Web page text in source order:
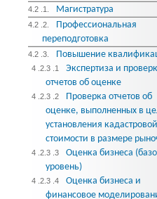
4.2 .1. Магистратура
4.2 .2.
Профессиональная
переподготовка
4.2 .3. Повышение
4 .2.3 .1
Экспертиза и
отчетов об оценке
4 .2.3 .2
Проверка отчетов об
оценке, выполненных в
установления кадастровой
стоимости в размере
4 .2.3 .3
Оценка бизнеса
уровень)
4 .2.3 .4
Оценка бизнеса и
финансовое